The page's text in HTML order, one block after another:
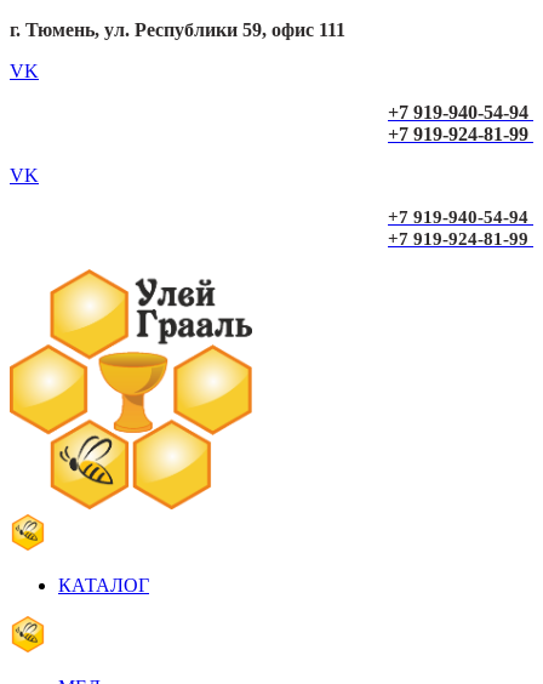
г. Тюмень, ул. Республики 59, офис 111
VK
+7 919-940-54-94
+7 919-924-81-99
VK
+7 919-940-54-94
+7 919-924-81-99
КАТАЛОГ